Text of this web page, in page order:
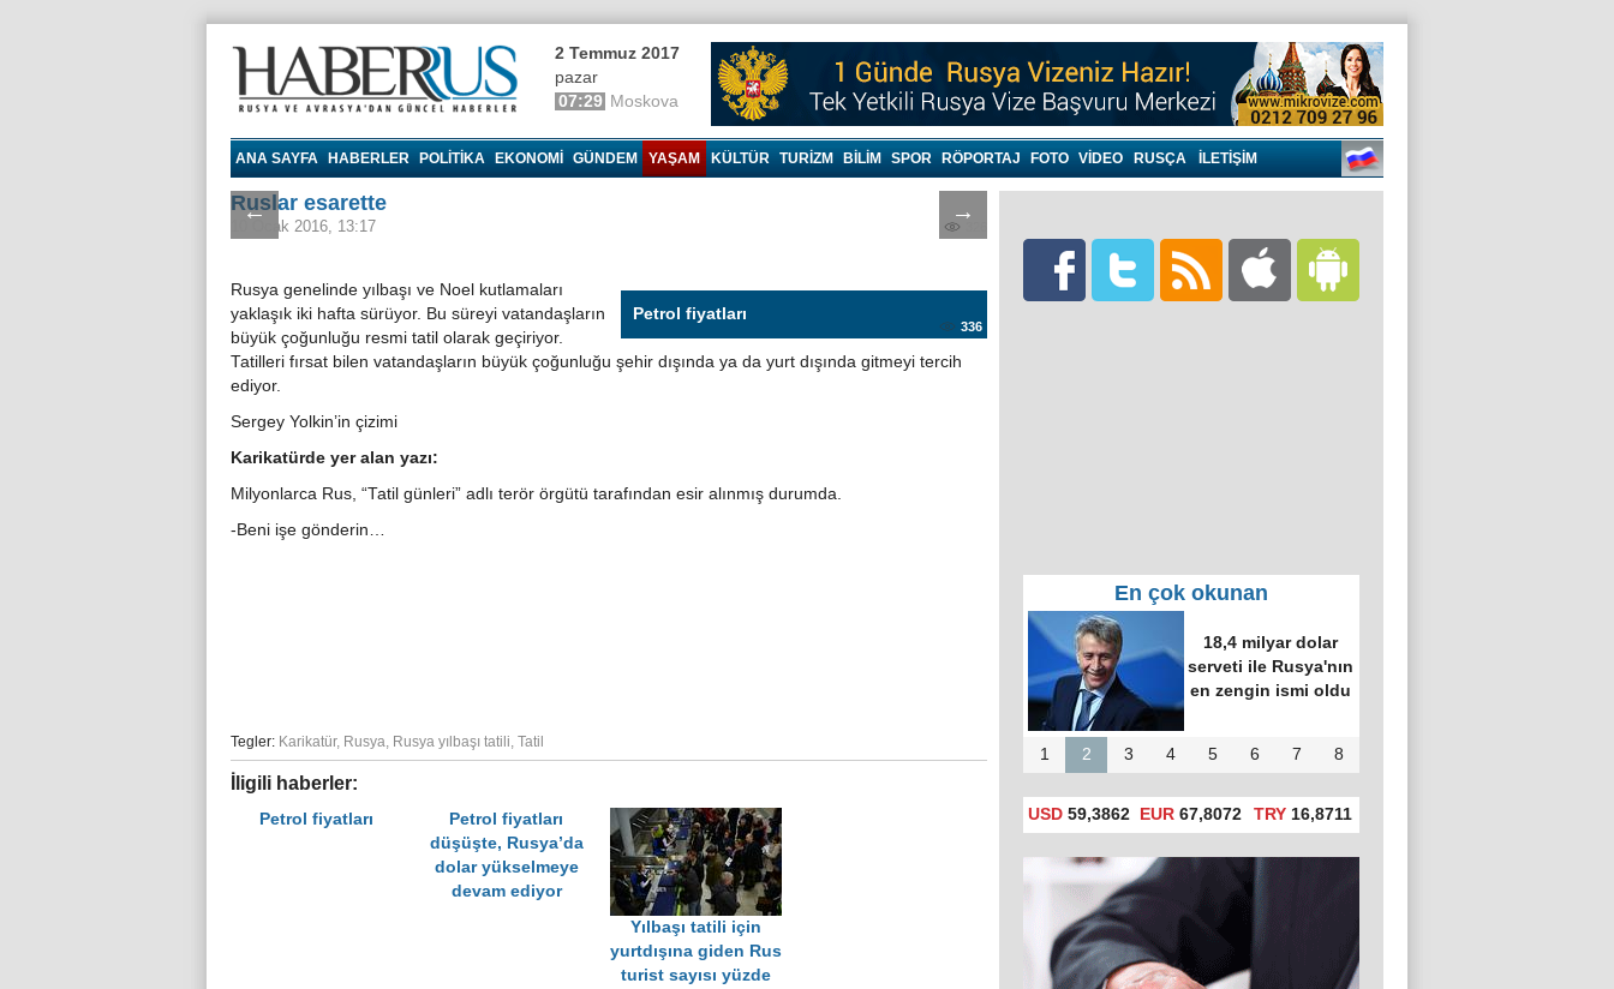
2 Temmuz 2017
pazar
07:29 Moskova
ANA SAYFA HABERLER POLITIKA EKONOMI GÜNDEM YAŞAM KÜLTÜR TURIZM BILIM SPOR RÖPORTAJ FOTO VIDEO RUSÇA İLETİŞİM
← →
Ruslar esarette
10 Ocak 2016, 13:17
Petrol fiyatları
336
Rusya genelinde yılbaşı ve Noel kutlamaları
yaklaşık iki hafta sürüyor. Bu süreyi vatandaşların
büyük çoğunluğu resmi tatil olarak geçiriyor.
Tatilleri fırsat bilen vatandaşların büyük çoğunluğu şehir dışında ya da yurt dışında gitmeyi tercih
ediyor.
Sergey Yolkin’in çizimi
Karikatürde yer alan yazı:
Milyonlarca Rus, “Tatil günleri” adlı terör örgütü tarafından esir alınmış durumda.
-Beni işe gönderin…
Tegler: Karikatür, Rusya, Rusya yılbaşı tatili, Tatil
İligili haberler:
Petrol fiyatları
Petrol fiyatları
düşüşte, Rusya’da
dolar yükselmeye
devam ediyor
Yılbaşı tatili için
yurtdışına giden Rus
turist sayısı yüzde
En çok okunan
18,4 milyar dolar
serveti ile Rusya'nın
en zengin ismi oldu
1 2 3 4 5 6 7 8
USD 59,3862 EUR 67,8072 TRY 16,8711